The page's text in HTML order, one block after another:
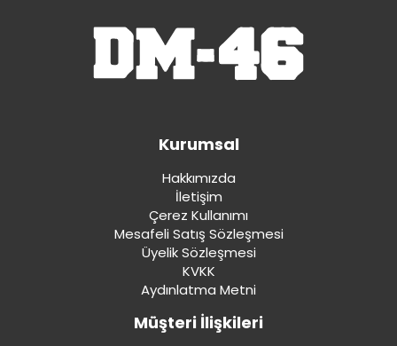
Kurumsal
Hakkımızda
İletişim
Çerez Kullanımı
Mesafeli Satış Sözleşmesi
Üyelik Sözleşmesi
KVKK
Aydınlatma Metni
Müşteri İlişkileri